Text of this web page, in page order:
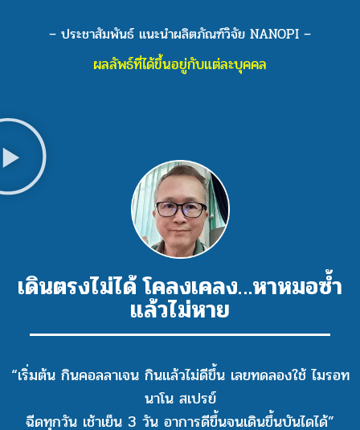
– ประชาสัมพันธ์ แนะนำผลิตภัณฑ์วิจัย NANOPI –
ผลลัพธ์ที่ได้ขึ้นอยู่กับแต่ละบุคคล
เดินตรงไม่ได้ โคลงเคลง…หาหมอซ้ำ
แล้วไม่หาย
“เริ่มต้น กินคอลลาเจน กินแล้วไม่ดีขึ้น เลยทดลองใช้ ไมรอท
นาโน สเปรย์
ฉีดทุกวัน เช้าเย็น 3 วัน อาการดีขึ้นจนเดินขึ้นบันไดได้”